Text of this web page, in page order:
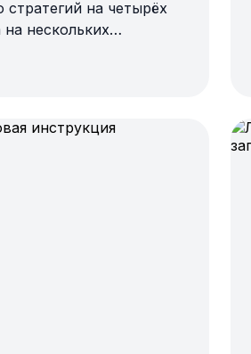
на четырёх
нескольких
через торговый API-